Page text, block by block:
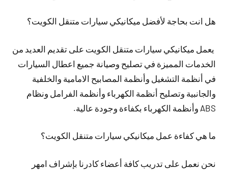
هل انت بحاجة لأفضل ميكانيكي سيارات متنقل الكويت؟
يعمل ميكانيكي سيارات متنقل الكويت على تقديم العديد من
الخدمات المميزة في تصليح وصيانة جميع اعطال السيارات
في أنظمة التشغيل وأنظمة المصابيح الامامية والخلفية
والجانبية وتصليح أنظمة الكهرباء وأنظمة الفرامل ونظام
ABS وأنظمة الكهرباء بكفاءة وجودة عالية.
ما هي كفاءة عمل ميكانيكي سيارات متنقل الكويت؟
نحن نعمل على تدريب كافة أعضاء كادرنا بإشراف امهر